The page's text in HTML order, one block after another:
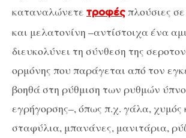
καταναλώνετε τροφέςπλούσιες
και μελατονίνη –αντίστοιχα ένα
διευκολύνει τη σύνθεση της
ορμόνης που παράγεται από τον
βοηθά στη ρύθμιση των ρυθμών
εγρήγορσης–, όπως π.χ. γάλα, χυμός
σταφύλια, μπανάνες, μανιτάρια,